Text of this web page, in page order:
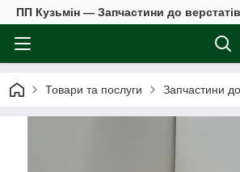
ПП Кузьмін — Запчастини до
Товари та послуги Запчастини до